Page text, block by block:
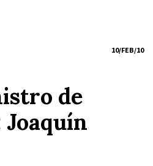
10/FEB/10
de
Joaquín